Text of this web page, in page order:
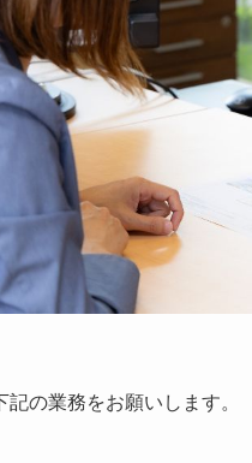
の業務をお願いします。